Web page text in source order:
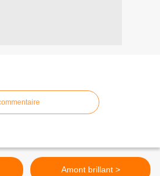
Amont brillant >